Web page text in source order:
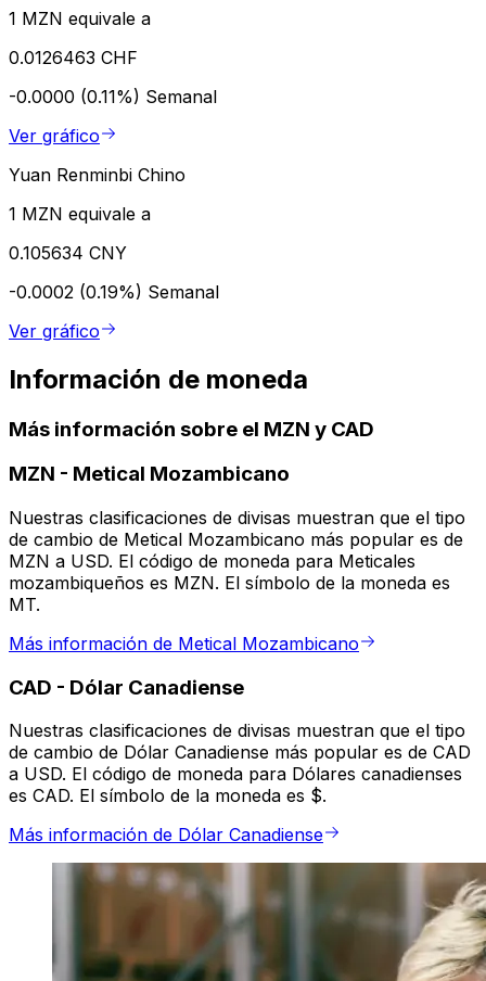
1 MZN equivale a
0.0126463 CHF
-0.0000 (0.11%) Semanal
Ver gráfico
Yuan Renminbi Chino
1 MZN equivale a
0.105634 CNY
-0.0002 (0.19%) Semanal
Ver gráfico
Información de moneda
Más información sobre el MZN y CAD
MZN - Metical Mozambicano
Nuestras clasificaciones de divisas muestran que el tipo
de cambio de Metical Mozambicano más popular es de
MZN a USD. El código de moneda para Meticales
mozambiqueños es MZN. El símbolo de la moneda es
MT.
Más información de Metical Mozambicano
CAD - Dólar Canadiense
Nuestras clasificaciones de divisas muestran que el tipo
de cambio de Dólar Canadiense más popular es de CAD
a USD. El código de moneda para Dólares canadienses
es CAD. El símbolo de la moneda es $.
Más información de Dólar Canadiense